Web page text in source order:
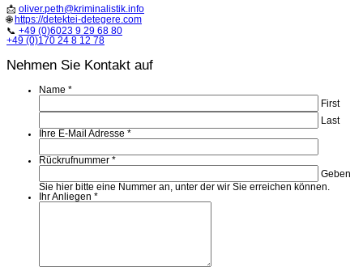
📩 oliver.peth@kriminalistik.info
🌐 https://detektei-detegere.com
📞 +49 (0)6023 9 29 68 80
+49 (0)170 24 8 12 78
Nehmen Sie Kontakt auf
Name *
First
Last
Ihre E-Mail Adresse *
Rückrufnummer *
Geben
Sie hier bitte eine Nummer an, unter der wir Sie erreichen können.
Ihr Anliegen *